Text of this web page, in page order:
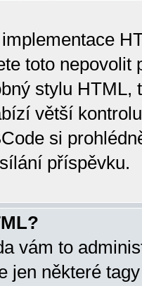
toto
stylu HTML,
větší
si
příspěvku.
vám to
jen některé